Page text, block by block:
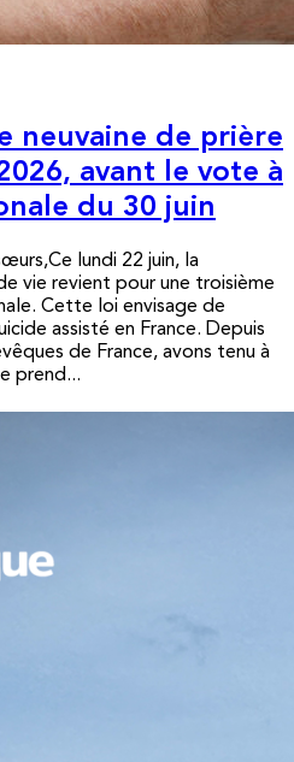
neuvaine de prière
avant le vote à
du 30 juin
lundi 22 juin, la
vie revient pour une troisième
Cette loi envisage de
assisté en France. Depuis
de France, avons tenu à
prend...